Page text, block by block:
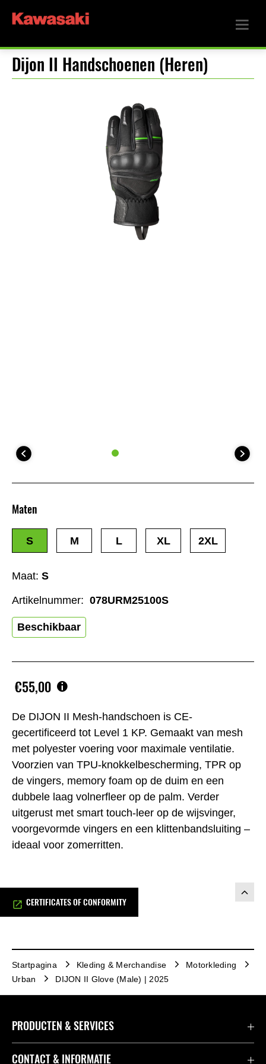
Dijon II Handschoenen (Heren)
De DIJON II Mesh-handschoen is CE-
gecertificeerd tot Level 1 KP. Gemaakt van mesh
met polyester voering voor maximale ventilatie.
Voorzien van TPU-knokkelbescherming, TPR op
de vingers, memory foam op de duim en een
dubbele laag volnerfleer op de palm. Verder
uitgerust met smart touch-leer op de wijsvinger,
voorgevormde vingers en een klittenbandsluiting –
ideaal voor zomerritten.
€55,00
Maat: S
Beschikbaar
Maten
S M L XL 2XL
Artikelnummer: 078URM25100S
CERTIFICATES OF CONFORMITY
Startpagina Kleding & Merchandise
Motorkleding
Urban
DIJON II Glove (Male) | 2025
PRODUCTEN & SERVICES
Accessoires & Onderdelen
CONTACT & INFORMATIE